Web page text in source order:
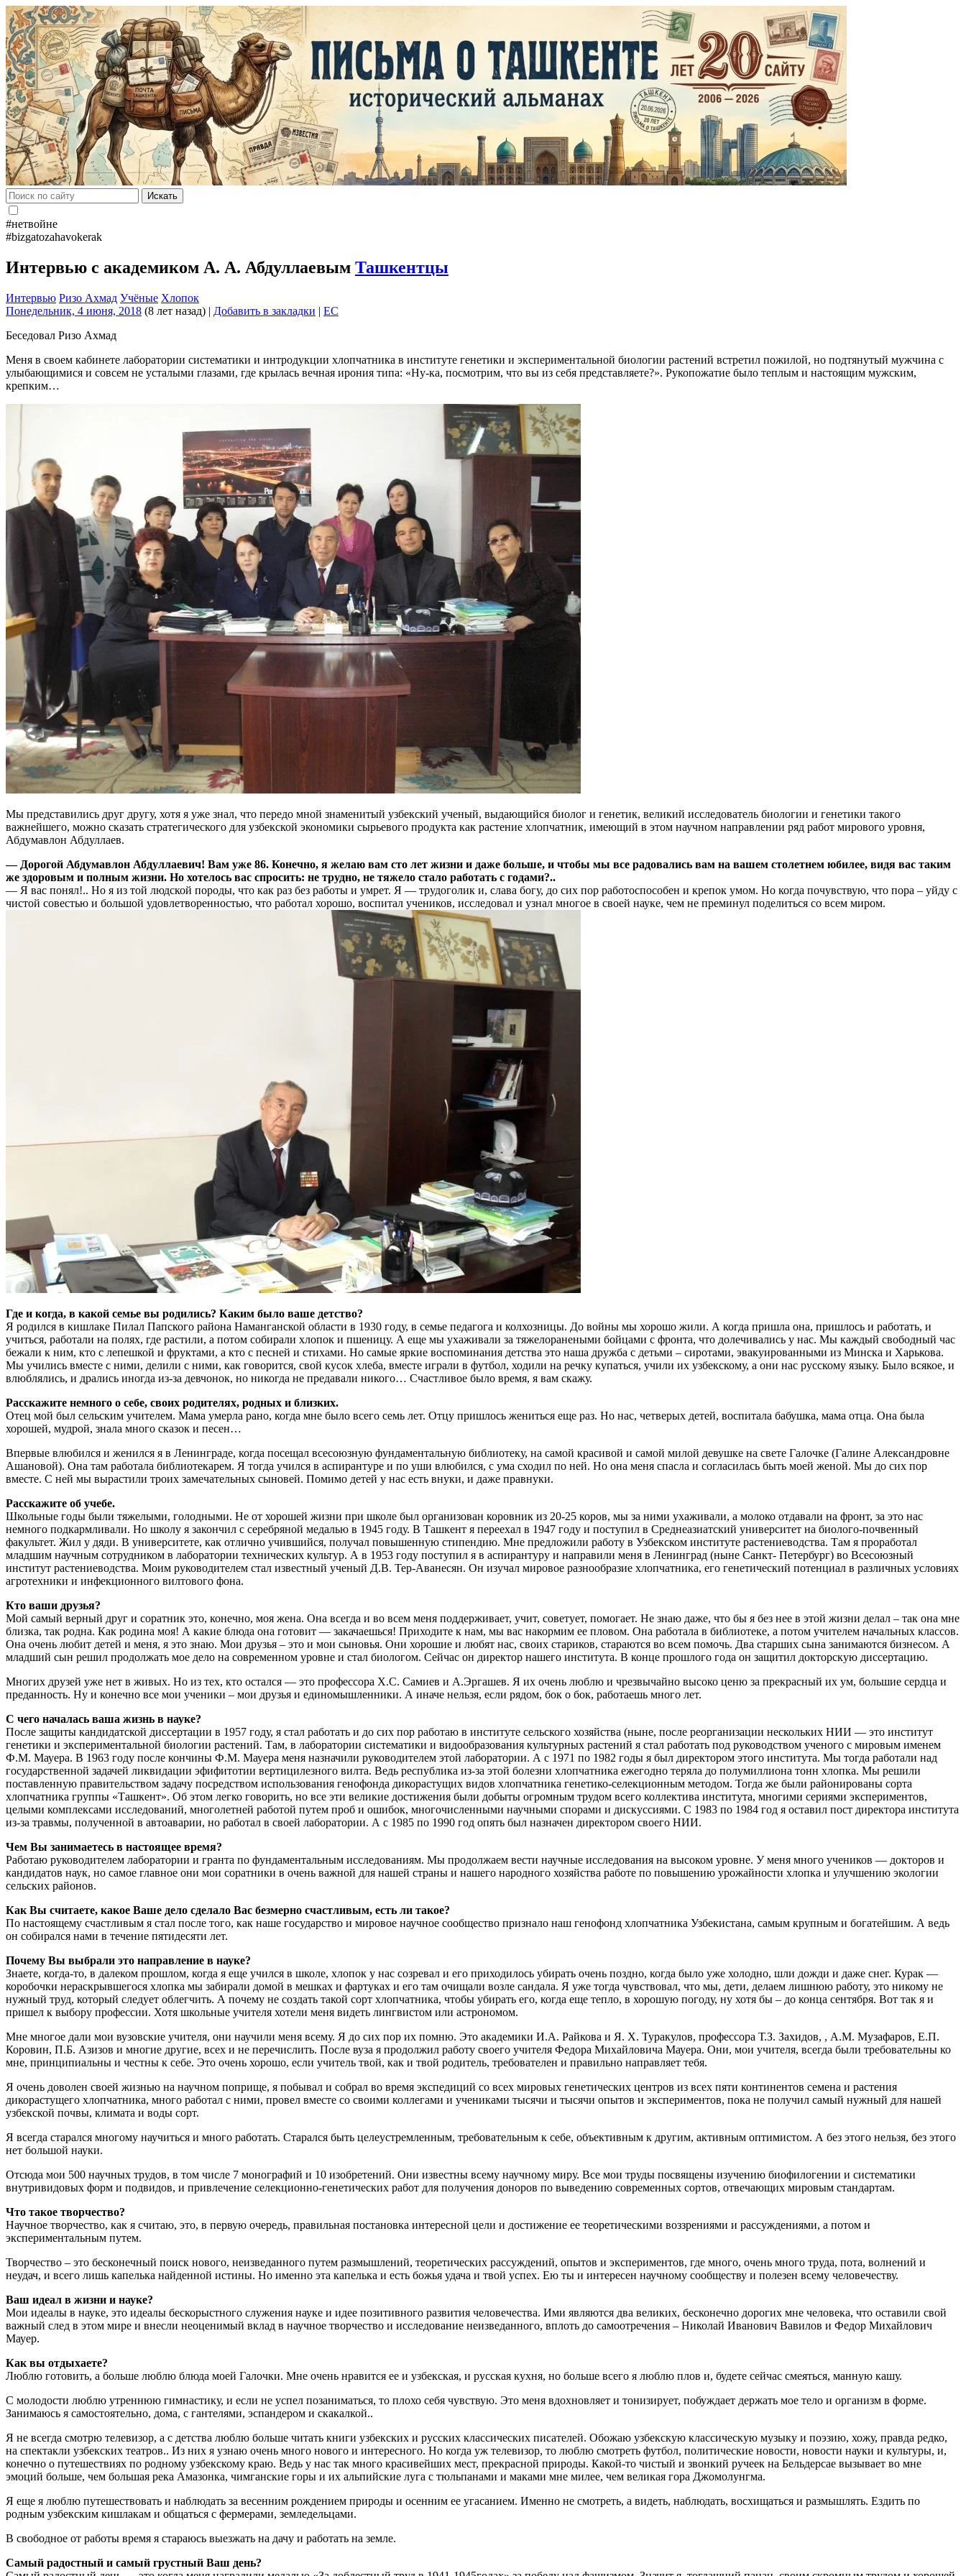
Искать
#нетвойне
#bizgatozahavokerak
Интервью с академиком А. А. Абдуллаевым Ташкентцы
Интервью Ризо Ахмад Учёные Хлопок
Понедельник, 4 июня, 2018 (8 лет назад) | Добавить в закладки | EC
Беседовал Ризо Ахмад
Меня в своем кабинете лаборатории систематики и интродукции хлопчатника в институте генетики и экспериментальной биологии растений встретил пожилой, но подтянутый мужчина с
улыбающимися и совсем не усталыми глазами, где крылась вечная ирония типа: «Ну-ка, посмотрим, что вы из себя представляете?». Рукопожатие было теплым и настоящим мужским,
крепким…
Мы представились друг другу, хотя я уже знал, что передо мной знаменитый узбекский ученый, выдающийся биолог и генетик, великий исследователь биологии и генетики такого
важнейшего, можно сказать стратегического для узбекской экономики сырьевого продукта как растение хлопчатник, имеющий в этом научном направлении ряд работ мирового уровня,
Абдумавлон Абдуллаев.
— Дорогой Абдумавлон Абдуллаевич! Вам уже 86. Конечно, я желаю вам сто лет жизни и даже больше, и чтобы мы все радовались вам на вашем столетнем юбилее, видя вас таким
же здоровым и полным жизни. Но хотелось вас спросить: не трудно, не тяжело стало работать с годами?..
— Я вас понял!.. Но я из той людской породы, что как раз без работы и умрет. Я — трудоголик и, слава богу, до сих пор работоспособен и крепок умом. Но когда почувствую, что пора – уйду с
чистой совестью и большой удовлетворенностью, что работал хорошо, воспитал учеников, исследовал и узнал многое в своей науке, чем не преминул поделиться со всем миром.
Где и когда, в какой семье вы родились? Каким было ваше детство?
Я родился в кишлаке Пилал Папского района Наманганской области в 1930 году, в семье педагога и колхозницы. До войны мы хорошо жили. А когда пришла она, пришлось и работать, и
учиться, работали на полях, где растили, а потом собирали хлопок и пшеницу. А еще мы ухаживали за тяжелоранеными бойцами с фронта, что долечивались у нас. Мы каждый свободный час
бежали к ним, кто с лепешкой и фруктами, а кто с песней и стихами. Но самые яркие воспоминания детства это наша дружба с детьми – сиротами, эвакуированными из Минска и Харькова.
Мы учились вместе с ними, делили с ними, как говорится, свой кусок хлеба, вместе играли в футбол, ходили на речку купаться, учили их узбекскому, а они нас русскому языку. Было всякое, и
влюблялись, и дрались иногда из-за девчонок, но никогда не предавали никого… Счастливое было время, я вам скажу.
Расскажите немного о себе, своих родителях, родных и близких.
Отец мой был сельским учителем. Мама умерла рано, когда мне было всего семь лет. Отцу пришлось жениться еще раз. Но нас, четверых детей, воспитала бабушка, мама отца. Она была
хорошей, мудрой, знала много сказок и песен…
Впервые влюбился и женился я в Ленинграде, когда посещал всесоюзную фундаментальную библиотеку, на самой красивой и самой милой девушке на свете Галочке (Галине Александровне
Ашановой). Она там работала библиотекарем. Я тогда учился в аспирантуре и по уши влюбился, с ума сходил по ней. Но она меня спасла и согласилась быть моей женой. Мы до сих пор
вместе. С ней мы вырастили троих замечательных сыновей. Помимо детей у нас есть внуки, и даже правнуки.
Расскажите об учебе.
Школьные годы были тяжелыми, голодными. Не от хорошей жизни при школе был организован коровник из 20-25 коров, мы за ними ухаживали, а молоко отдавали на фронт, за это нас
немного подкармливали. Но школу я закончил с серебряной медалью в 1945 году. В Ташкент я переехал в 1947 году и поступил в Среднеазиатский университет на биолого-почвенный
факультет. Жил у дяди. В университете, как отлично учившийся, получал повышенную стипендию. Мне предложили работу в Узбекском институте растениеводства. Там я проработал
младшим научным сотрудником в лаборатории технических культур. А в 1953 году поступил я в аспирантуру и направили меня в Ленинград (ныне Санкт- Петербург) во Всесоюзный
институт растениеводства. Моим руководителем стал известный ученый Д.В. Тер-Аванесян. Он изучал мировое разнообразие хлопчатника, его генетический потенциал в различных условиях
агротехники и инфекционного вилтового фона.
Кто ваши друзья?
Мой самый верный друг и соратник это, конечно, моя жена. Она всегда и во всем меня поддерживает, учит, советует, помогает. Не знаю даже, что бы я без нее в этой жизни делал – так она мне
близка, так родна. Как родина моя! А какие блюда она готовит — закачаешься! Приходите к нам, мы вас накормим ее пловом. Она работала в библиотеке, а потом учителем начальных классов.
Она очень любит детей и меня, я это знаю. Мои друзья – это и мои сыновья. Они хорошие и любят нас, своих стариков, стараются во всем помочь. Два старших сына занимаются бизнесом. А
младший сын решил продолжать мое дело на современном уровне и стал биологом. Сейчас он директор нашего института. В конце прошлого года он защитил докторскую диссертацию.
Многих друзей уже нет в живых. Но из тех, кто остался — это профессора Х.С. Самиев и А.Эргашев. Я их очень люблю и чрезвычайно высоко ценю за прекрасный их ум, большие сердца и
преданность. Ну и конечно все мои ученики – мои друзья и единомышленники. А иначе нельзя, если рядом, бок о бок, работаешь много лет.
С чего началась ваша жизнь в науке?
После защиты кандидатской диссертации в 1957 году, я стал работать и до сих пор работаю в институте сельского хозяйства (ныне, после реорганизации нескольких НИИ — это институт
генетики и экспериментальной биологии растений. Там, в лаборатории систематики и видообразования культурных растений я стал работать под руководством ученого с мировым именем
Ф.М. Мауера. В 1963 году после кончины Ф.М. Мауера меня назначили руководителем этой лаборатории. А с 1971 по 1982 годы я был директором этого института. Мы тогда работали над
государственной задачей ликвидации эфифитотии вертицилезного вилта. Ведь республика из-за этой болезни хлопчатника ежегодно теряла до полумиллиона тонн хлопка. Мы решили
поставленную правительством задачу посредством использования генофонда дикорастущих видов хлопчатника генетико-селекционным методом. Тогда же были районированы сорта
хлопчатника группы «Ташкент». Об этом легко говорить, но все эти великие достижения были добыты огромным трудом всего коллектива института, многими сериями экспериментов,
целыми комплексами исследований, многолетней работой путем проб и ошибок, многочисленными научными спорами и дискуссиями. С 1983 по 1984 год я оставил пост директора института
из-за травмы, полученной в автоаварии, но работал в своей лаборатории. А с 1985 по 1990 год опять был назначен директором своего НИИ.
Чем Вы занимаетесь в настоящее время?
Работаю руководителем лаборатории и гранта по фундаментальным исследованиям. Мы продолжаем вести научные исследования на высоком уровне. У меня много учеников — докторов и
кандидатов наук, но самое главное они мои соратники в очень важной для нашей страны и нашего народного хозяйства работе по повышению урожайности хлопка и улучшению экологии
сельских районов.
Как Вы считаете, какое Ваше дело сделало Вас безмерно счастливым, есть ли такое?
По настоящему счастливым я стал после того, как наше государство и мировое научное сообщество признало наш генофонд хлопчатника Узбекистана, самым крупным и богатейшим. А ведь
он собирался нами в течение пятидесяти лет.
Почему Вы выбрали это направление в науке?
Знаете, когда-то, в далеком прошлом, когда я еще учился в школе, хлопок у нас созревал и его приходилось убирать очень поздно, когда было уже холодно, шли дожди и даже снег. Курак —
коробочки нераскрывшегося хлопка мы забирали домой в мешках и фартуках и его там очищали возле сандала. Я уже тогда чувствовал, что мы, дети, делаем лишнюю работу, это никому не
нужный труд, который следует облегчить. А почему не создать такой сорт хлопчатника, чтобы убирать его, когда еще тепло, в хорошую погоду, ну хотя бы – до конца сентября. Вот так я и
пришел к выбору профессии. Хотя школьные учителя хотели меня видеть лингвистом или астрономом.
Мне многое дали мои вузовские учителя, они научили меня всему. Я до сих пор их помню. Это академики И.А. Райкова и Я. Х. Туракулов, профессора Т.З. Захидов, , А.М. Музафаров, Е.П.
Коровин, П.Б. Азизов и многие другие, всех и не перечислить. После вуза я продолжил работу своего учителя Федора Михайловича Мауера. Они, мои учителя, всегда были требовательны ко
мне, принципиальны и честны к себе. Это очень хорошо, если учитель твой, как и твой родитель, требователен и правильно направляет тебя.
Я очень доволен своей жизнью на научном поприще, я побывал и собрал во время экспедиций со всех мировых генетических центров из всех пяти континентов семена и растения
дикорастущего хлопчатника, много работал с ними, провел вместе со своими коллегами и учениками тысячи и тысячи опытов и экспериментов, пока не получил самый нужный для нашей
узбекской почвы, климата и воды сорт.
Я всегда старался многому научиться и много работать. Старался быть целеустремленным, требовательным к себе, объективным к другим, активным оптимистом. А без этого нельзя, без этого
нет большой науки.
Отсюда мои 500 научных трудов, в том числе 7 монографий и 10 изобретений. Они известны всему научному миру. Все мои труды посвящены изучению биофилогении и систематики
внутривидовых форм и подвидов, и привлечение селекционно-генетических работ для получения доноров по выведению современных сортов, отвечающих мировым стандартам.
Что такое творчество?
Научное творчество, как я считаю, это, в первую очередь, правильная постановка интересной цели и достижение ее теоретическими воззрениями и рассуждениями, а потом и
экспериментальным путем.
Творчество – это бесконечный поиск нового, неизведанного путем размышлений, теоретических рассуждений, опытов и экспериментов, где много, очень много труда, пота, волнений и
неудач, и всего лишь капелька найденной истины. Но именно эта капелька и есть божья удача и твой успех. Ею ты и интересен научному сообществу и полезен всему человечеству.
Ваш идеал в жизни и науке?
Мои идеалы в науке, это идеалы бескорыстного служения науке и идее позитивного развития человечества. Ими являются два великих, бесконечно дорогих мне человека, что оставили свой
важный след в этом мире и внесли неоценимый вклад в научное творчество и исследование неизведанного, вплоть до самоотречения – Николай Иванович Вавилов и Федор Михайлович
Мауер.
Как вы отдыхаете?
Люблю готовить, а больше люблю блюда моей Галочки. Мне очень нравится ее и узбекская, и русская кухня, но больше всего я люблю плов и, будете сейчас смеяться, манную кашу.
С молодости люблю утреннюю гимнастику, и если не успел позаниматься, то плохо себя чувствую. Это меня вдохновляет и тонизирует, побуждает держать мое тело и организм в форме.
Занимаюсь я самостоятельно, дома, с гантелями, эспандером и скакалкой..
Я не всегда смотрю телевизор, а с детства люблю больше читать книги узбекских и русских классических писателей. Обожаю узбекскую классическую музыку и поэзию, хожу, правда редко,
на спектакли узбекских театров.. Из них я узнаю очень много нового и интересного. Но когда уж телевизор, то люблю смотреть футбол, политические новости, новости науки и культуры, и,
конечно о путешествиях по родному узбекскому краю. Ведь у нас так много красивейших мест, прекрасной природы. Какой-то чистый и звонкий ручеек на Бельдерсае вызывает во мне
эмоций больше, чем большая река Амазонка, чимганские горы и их альпийские луга с тюльпанами и маками мне милее, чем великая гора Джомолунгма.
Я еще я люблю путешествовать и наблюдать за весенним рождением природы и осенним ее угасанием. Именно не смотреть, а видеть, наблюдать, восхищаться и размышлять. Ездить по
родным узбекским кишлакам и общаться с фермерами, земледельцами.
В свободное от работы время я стараюсь выезжать на дачу и работать на земле.
Самый радостный и самый грустный Ваш день?